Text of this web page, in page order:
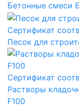
Бетонные смеси
Сертификат
Песок для
Сертификат
Растворы
F100